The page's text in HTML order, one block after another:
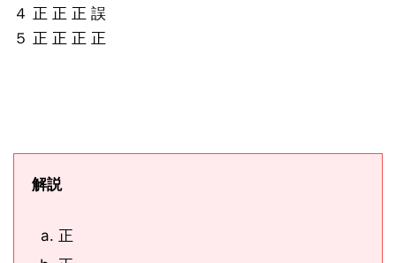
４ 正 正 正 誤
５ 正 正 正 正
解説
正